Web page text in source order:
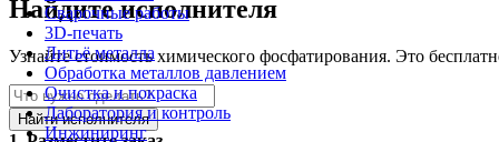
Сварочные работы
3D-печать
Литьё металла
Обработка металлов давлением
Очистка и покраска
Лаборатория и контроль
Инжиниринг
Найдите исполнителя
Узнайте стоимость химического фосфатирования. Это
Найти исполнителя